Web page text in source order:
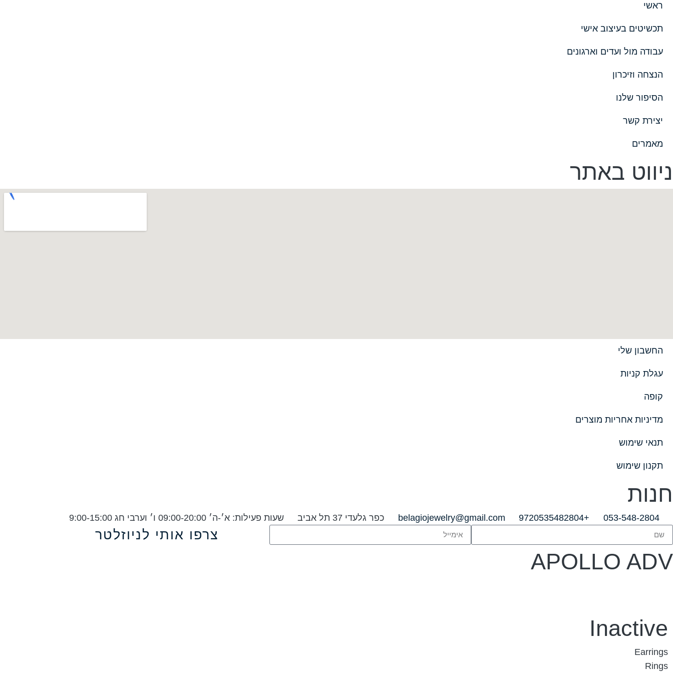
ראשי
תכשיטים בעיצוב אישי
עבודה מול ועדים וארגונים
הנצחה וזיכרון
הסיפור שלנו
יצירת קשר
מאמרים
ניווט באתר
החשבון שלי
עגלת קניות
קופה
מדיניות אחריות מוצרים
תנאי שימוש
תקנון שימוש
חנות
053-548-2804
+9720535482804
belagiojewelry@gmail.com כפר גלעדי 37 תל אביב שעות פעילות: א׳-ה׳ 09:00-20:00 ו׳ וערבי חג 9:00-15:00
צרפו אותי לניוזלטר
APOLLO ADV
Inactive
Earrings
Rings